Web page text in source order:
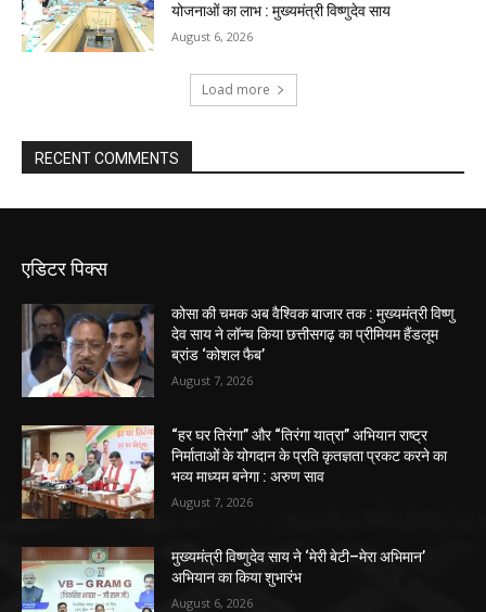
योजनाओं का लाभ : मुख्यमंत्री विष्णुदेव साय
August 6, 2026
Load more
RECENT COMMENTS
एडिटर पिक्स
कोसा की चमक अब वैश्विक बाजार तक : मुख्यमंत्री विष्णु
देव साय ने लॉन्च किया छत्तीसगढ़ का प्रीमियम हैंडलूम
ब्रांड ‘कोशल फैब’
August 7, 2026
“हर घर तिरंगा” और “तिरंगा यात्रा” अभियान राष्ट्र
निर्माताओं के योगदान के प्रति कृतज्ञता प्रकट करने का
भव्य माध्यम बनेगा : अरुण साव
August 7, 2026
मुख्यमंत्री विष्णुदेव साय ने ‘मेरी बेटी–मेरा अभिमान’
अभियान का किया शुभारंभ
August 6, 2026